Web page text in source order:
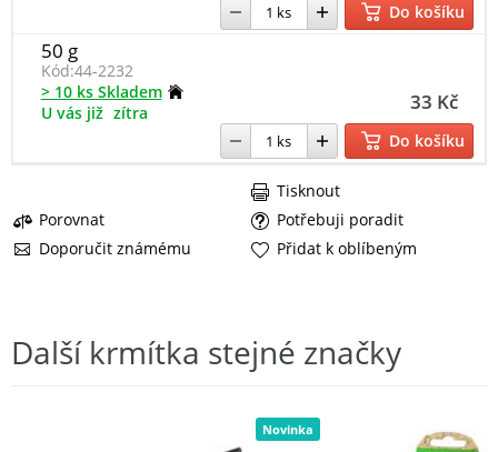
Do košíku
50 g
Kód:44-2232
33 Kč
> 10 ks Skladem
U vás již zítra
Do košíku
Porovnat
Potřebuji poradit
Doporučit známému
Tisknout
Přidat k oblíbeným
Další krmítka stejné značky
Novinka